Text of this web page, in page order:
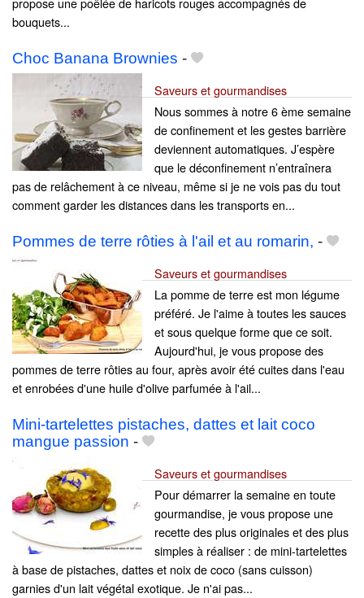
bouquets...
Choc Banana Brownies -
Saveurs et gourmandises
Nous sommes à notre 6 ème semaine
de confinement et les gestes barrière
deviennent automatiques. J’espère
que le déconfinement n’entraînera
pas de relâchement à ce niveau, même si je ne vois pas du tout
comment garder les distances dans les transports en...
Pommes de terre rôties à l'ail et au romarin, -
Saveurs et gourmandises
La pomme de terre est mon légume
préféré. Je l'aime à toutes les sauces
et sous quelque forme que ce soit.
Aujourd'hui, je vous propose des
pommes de terre rôties au four, après avoir été cuites dans l'eau
et enrobées d'une huile d'olive parfumée à l'ail...
Mini-tartelettes pistaches, dattes et lait coco
mangue passion -
Saveurs et gourmandises
Pour démarrer la semaine en toute
gourmandise, je vous propose une
recette des plus originales et des plus
simples à réaliser : de mini-tartelettes
à base de pistaches, dattes et noix de coco (sans cuisson)
garnies d'un lait végétal exotique. Je n'ai pas...